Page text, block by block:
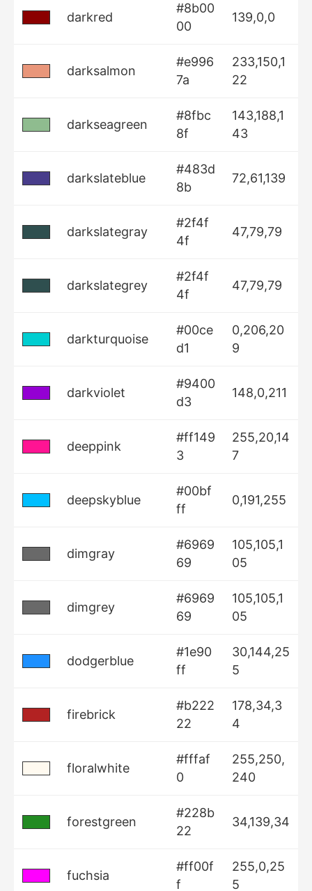
darkred
#8b00
00
139,0,0
darksalmon
#e996
7a
233,150,1
22
darkseagreen
#8fbc
8f
143,188,1
43
darkslateblue
#483d
8b
72,61,139
darkslategray
#2f4f
4f
47,79,79
darkslategrey
#2f4f
4f
47,79,79
darkturquoise
#00ce
d1
0,206,20
9
darkviolet
#9400
d3
148,0,211
deeppink
#ff149
3
255,20,14
7
deepskyblue
#00bf
ff
0,191,255
dimgray
#6969
69
105,105,1
05
dimgrey
#6969
69
105,105,1
05
dodgerblue
#1e90
ff
30,144,25
5
firebrick
#b222
22
178,34,3
4
floralwhite
#fffaf
0
255,250,
240
forestgreen
#228b
22
34,139,34
fuchsia
#ff00f
f
255,0,25
5